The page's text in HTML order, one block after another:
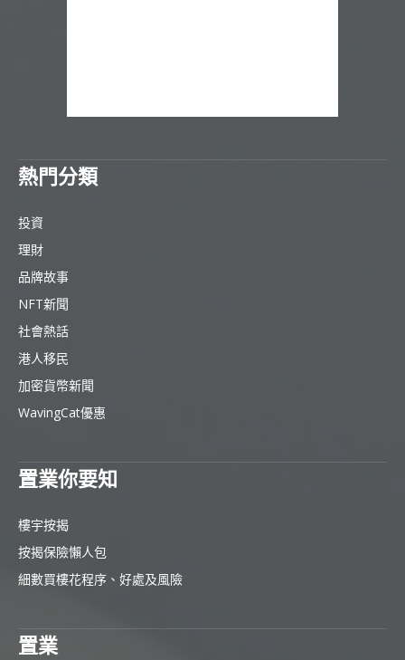
熱門分類
投資
理財
品牌故事
NFT新聞
社會熱話
港人移民
加密貨幣新聞
WavingCat優惠
置業你要知
樓宇按揭
按揭保險懶人包
細數買樓花程序、好處及風險
置業